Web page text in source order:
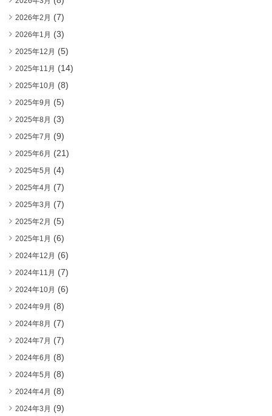
2026年2月 (7)
2026年1月 (3)
2025年12月 (5)
2025年11月 (14)
2025年10月 (8)
2025年9月 (5)
2025年8月 (3)
2025年7月 (9)
2025年6月 (21)
2025年5月 (4)
2025年4月 (7)
2025年3月 (7)
2025年2月 (5)
2025年1月 (6)
2024年12月 (6)
2024年11月 (7)
2024年10月 (6)
2024年9月 (8)
2024年8月 (7)
2024年7月 (7)
2024年6月 (8)
2024年5月 (8)
2024年4月 (8)
2024年3月 (9)